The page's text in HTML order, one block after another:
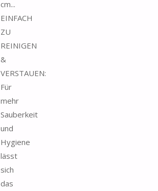
cm...
EINFACH
ZU
REINIGEN
&
VERSTAUEN:
Für
mehr
Sauberkeit
und
Hygiene
lässt
sich
das